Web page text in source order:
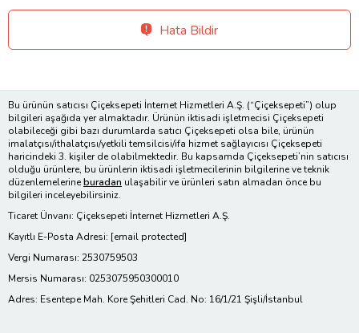
Hata Bildir
Bu ürünün satıcısı Çiçeksepeti İnternet Hizmetleri A.Ş. (“Çiçeksepeti”) olup
bilgileri aşağıda yer almaktadır. Ürünün iktisadi işletmecisi Çiçeksepeti
olabileceği gibi bazı durumlarda satıcı Çiçeksepeti olsa bile, ürünün
imalatçısı/ithalatçısı/yetkili temsilcisi/ifa hizmet sağlayıcısı Çiçeksepeti
haricindeki 3. kişiler de olabilmektedir. Bu kapsamda Çiçeksepeti’nin satıcısı
olduğu ürünlere, bu ürünlerin iktisadi işletmecilerinin bilgilerine ve teknik
düzenlemelerineburadan ulaşabilir ve ürünleri satın almadan önce bu
bilgileri inceleyebilirsiniz.
Ticaret Ünvanı: Çiçeksepeti İnternet Hizmetleri A.Ş.
Kayıtlı E-Posta Adresi: [email protected]
Vergi Numarası: 2530759503
Mersis Numarası: 0253075950300010
Adres: Esentepe Mah. Kore Şehitleri Cad. No: 16/1/21 Şişli/İstanbul